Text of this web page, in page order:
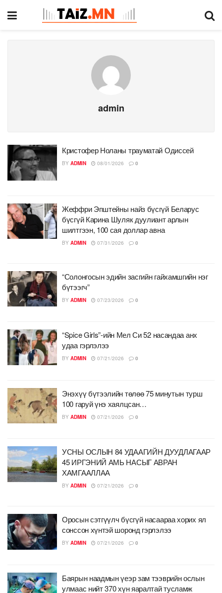
admin
Кристофер Ноланы трауматай Одиссей
BY ADMIN 08/01/2026 0
Жеффри Эпштейны найз бүсгүй Беларус
бүсгүй Карина Шуляк дуулиант арлын
шилтгээн, 100 сая доллар авна
BY ADMIN 07/31/2026 0
“Солонгосын эдийн засгийн гайхамшгийн нэг
бүтээгч”
BY ADMIN 07/23/2026 0
“Spice Girls”-ийн Мел Си 52 насандаа анх
удаа гэрлэлээ
BY ADMIN 07/21/2026 0
Энэхүү бүтээлийн төлөө 75 минутын турш
100 гаруй үнэ хаялцсан…
BY ADMIN 07/21/2026 0
УСНЫ ОСЛЫН 84 УДААГИЙН ДУУДЛАГААР
45 ИРГЭНИЙ АМЬ НАСЫГ АВРАН
ХАМГААЛЛАА
BY ADMIN 07/21/2026 0
Оросын сэтгүүлч бүсгүй насаараа хорих ял
сонссон хүнтэй шоронд гэрлэлээ
BY ADMIN 07/21/2026 0
Баярын наадмын үеэр зам тээврийн ослын
улмаас нийт 370 хүн яаралтай тусламж